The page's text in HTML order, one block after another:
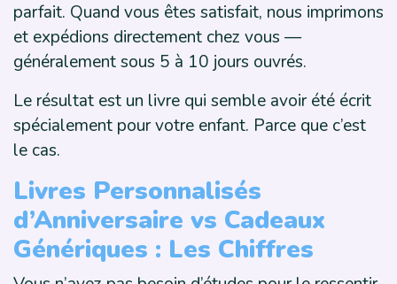
parfait. Quand vous êtes satisfait, nous imprimons
et expédions directement chez vous —
généralement sous 5 à 10 jours ouvrés.
Le résultat est un livre qui semble avoir été écrit
spécialement pour votre enfant. Parce que c’est
le cas.
Livres Personnalisés
d’Anniversaire vs Cadeaux
Génériques : Les Chiffres